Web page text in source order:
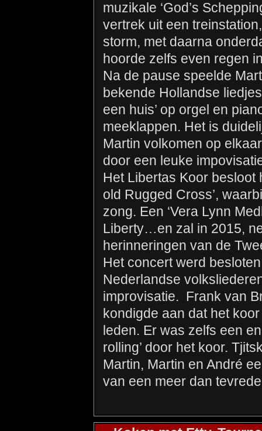
muzikale ‘God’s
vertrek uit een
storm, met daarna
hoorde zelfs even regen
Na de pause speelde
bekende Hollandse
een huis’ op orgel en
meeklappen. Het is
Martin volkomen op
door een leuke
Het Libertas Koor besloot
old Rugged Cross’,
zong. Een ‘Vera Lynn
Liberty…en zal in 2015,
herinneringen van de
Het concert werd
Nederlandse
improvisatie. Frank van
kondigde aan dat het
leden. Er was zelfs een
rolling’ door het koor.
Martin, Martin en André
van een meer dan